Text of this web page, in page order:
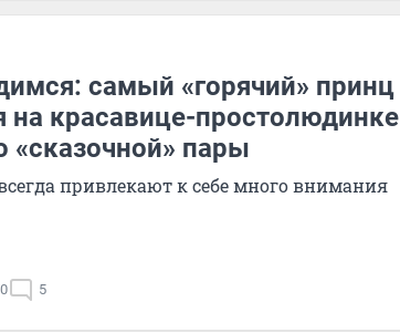
самый «горячий» принц
на красавице-простолюдинке
пары
привлекают к себе много внимания
5